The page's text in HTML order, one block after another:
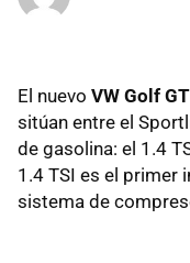
El nuevo VW Golf GT
sitúan entre el
de gasolina: el 1.4
1.4 TSI es el primer
sistema de